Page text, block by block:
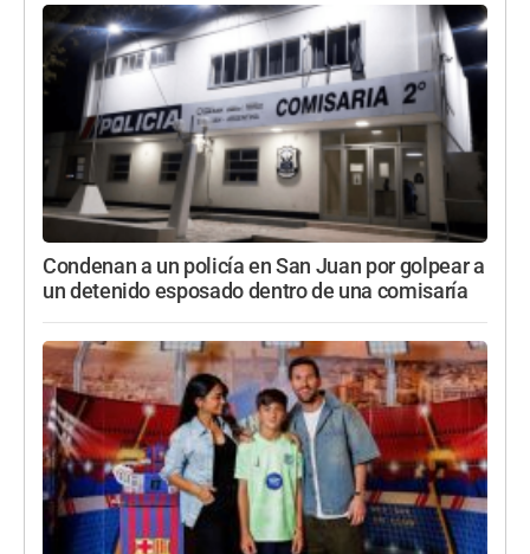
Condenan a un policía en San Juan por golpear a
un detenido esposado dentro de una comisaría